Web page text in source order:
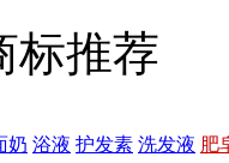
标推荐
奶 浴液 护发素 洗发液 肥